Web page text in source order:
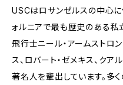
USCはロサンゼルスの中心
ォルニアで最も歴史のある私
飛行士ニール・アームストロ
ス、ロバート・ゼメキス、クア
著名人を輩出しています。多